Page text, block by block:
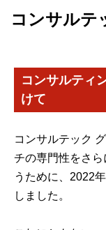
コンサルテ
コンサルティ
けて
コンサルテック
チの専門性をさ
うために、2022
しました。